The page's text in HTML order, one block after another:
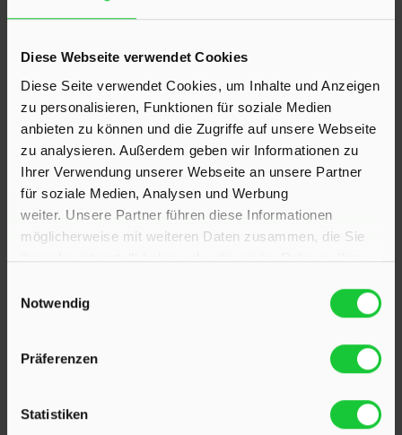
Diese Webseite verwendet Cookies
Diese Seite verwendet Cookies, um Inhalte und Anzeigen
zu personalisieren, Funktionen für soziale Medien
anbieten zu können und die Zugriffe auf unsere Webseite
zu analysieren. Außerdem geben wir Informationen zu
Ihrer Verwendung unserer Webseite an unsere Partner
für soziale Medien, Analysen und Werbung
weiter. Unsere Partner führen diese Informationen
möglicherweise mit weiteren Daten zusammen, die Sie
Notwendig
Präferenzen
Statistiken
KONTAKT
23795 Klein Rönnau
Bollmoor 2
Telefon:
04551 901690
24568 Kaltenkirchen
Holstenstraße 26
E-Mail:info@hinrichsen-immobilien.com
PROFIL
Als kompetenter
Immobilienmakler in Klein Rönnau